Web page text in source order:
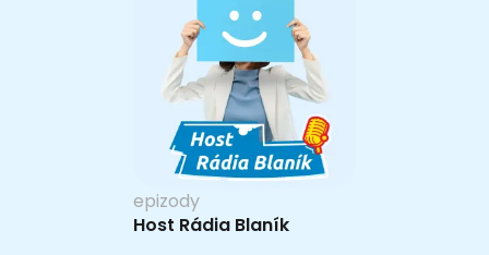
epizody
Host Rádia Blaník